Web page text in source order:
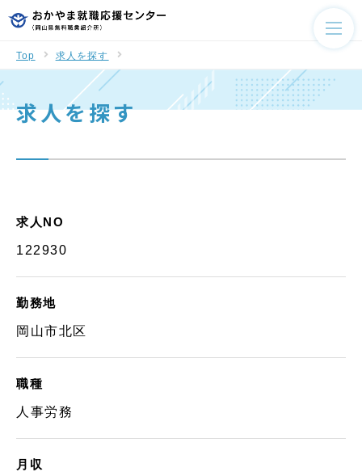
Top 求人を探す
求人を探す
求人NO
122930
勤務地
岡山市北区
職種
人事労務
月収